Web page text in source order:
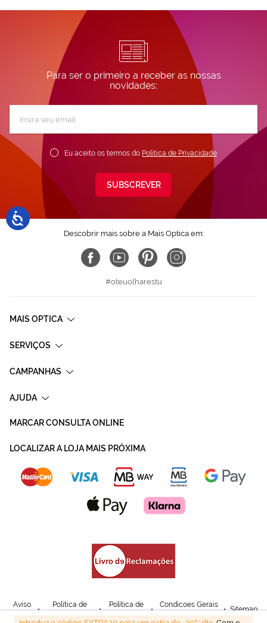
Para ser o primeiro a receber as nossas
novidades:
Newsletter:
Eu aceito os termos do Política de Privacidade
SUBSCREVER
Descobrir mais sobre a Mais Optica em:
#oteuolharestu
MAIS OPTICA
SERVIÇOS
CAMPANHAS
AJUDA
MARCAR CONSULTA ONLINE
LOCALIZAR A LOJA MAIS PRÓXIMA
Aviso
Legal
Política de
Privacidade
Política de
Cookies
Condicoes Gerais
de Venda
Sitemap